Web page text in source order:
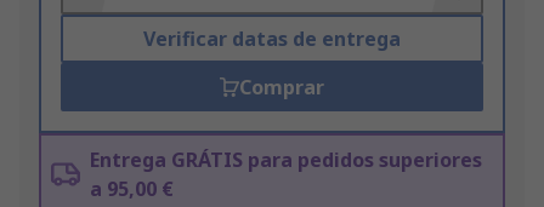
Verificar datas de entrega
Comprar
Entrega GRÁTIS para pedidos superiores
a 95,00 €